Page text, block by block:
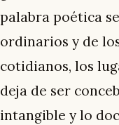
palabra poética
ordinarios y de
cotidianos, los
deja de ser
intangible y lo